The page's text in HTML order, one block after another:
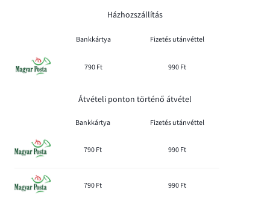
Házhozszállítás
Bankkártya Fizetés utánvéttel
790 Ft 990 Ft
Átvételi ponton történő átvétel
Bankkártya Fizetés utánvéttel
790 Ft 990 Ft
790 Ft 990 Ft